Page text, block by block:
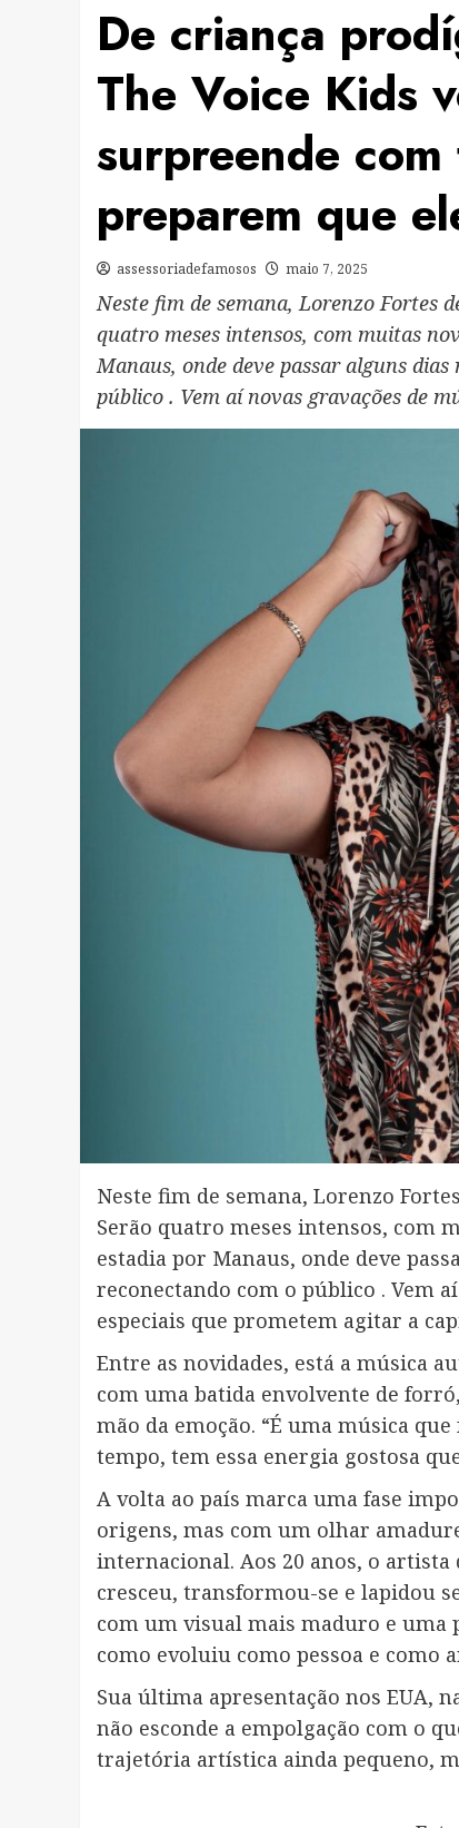
De criança
The Voice Kids
surpreende
preparem que
assessoriadefamosos maio 7, 2025
Neste fim de semana, Lorenzo Fortes
quatro meses intensos, com muitas
Manaus, onde deve passar alguns
público . Vem aí novas gravações de
Neste fim de semana, Lorenzo
Serão quatro meses intensos, com
estadia por Manaus, onde deve
reconectando com o público . Vem
especiais que prometem agitar a
Entre as novidades, está a música
com uma batida envolvente de
mão da emoção. “É uma música
tempo, tem essa energia gostosa
A volta ao país marca uma fase
origens, mas com um olhar
internacional. Aos 20 anos, o
cresceu, transformou-se e lapidou
com um visual mais maduro e uma
como evoluiu como pessoa e como
Sua última apresentação nos EUA,
não esconde a empolgação com o
trajetória artística ainda pequeno,